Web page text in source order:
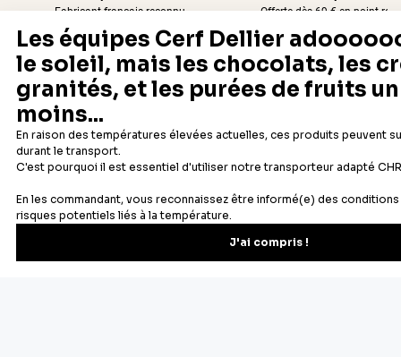
Fabricant français reconnu Offerte dès 69 € en point
Newsletter
Recevez les recettes, astuces et offres spéciales.
Vous pourrez vous désinscrire depuis votre espace client.